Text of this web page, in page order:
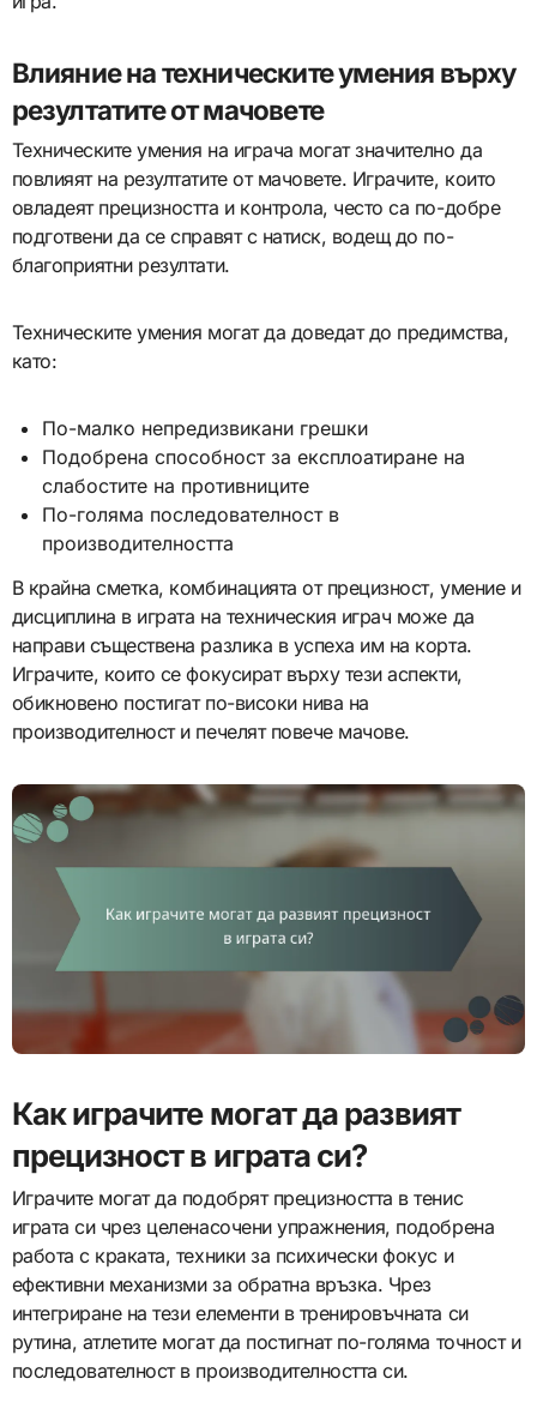
Влияние на техническите умения върху
резултатите от мачовете
Техническите умения на играча могат значително да
повлияят на резултатите от мачовете. Играчите, които
овладеят прецизността и контрола, често са по-добре
подготвени да се справят с натиск, водещ до по-
благоприятни резултати.
Техническите умения могат да доведат до предимства,
като:
По-малко непредизвикани грешки
Подобрена способност за експлоатиране на
слабостите на противниците
По-голяма последователност в
производителността
В крайна сметка, комбинацията от прецизност, умение и
дисциплина в играта на техническия играч може да
направи съществена разлика в успеха им на корта.
Играчите, които се фокусират върху тези аспекти,
обикновено постигат по-високи нива на
производителност и печелят повече мачове.
Как играчите могат да развият
прецизност в играта си?
Играчите могат да подобрят прецизността в тенис
играта си чрез целенасочени упражнения, подобрена
работа с краката, техники за психически фокус и
ефективни механизми за обратна връзка. Чрез
интегриране на тези елементи в тренировъчната си
рутина, атлетите могат да постигнат по-голяма точност и
последователност в производителността си.